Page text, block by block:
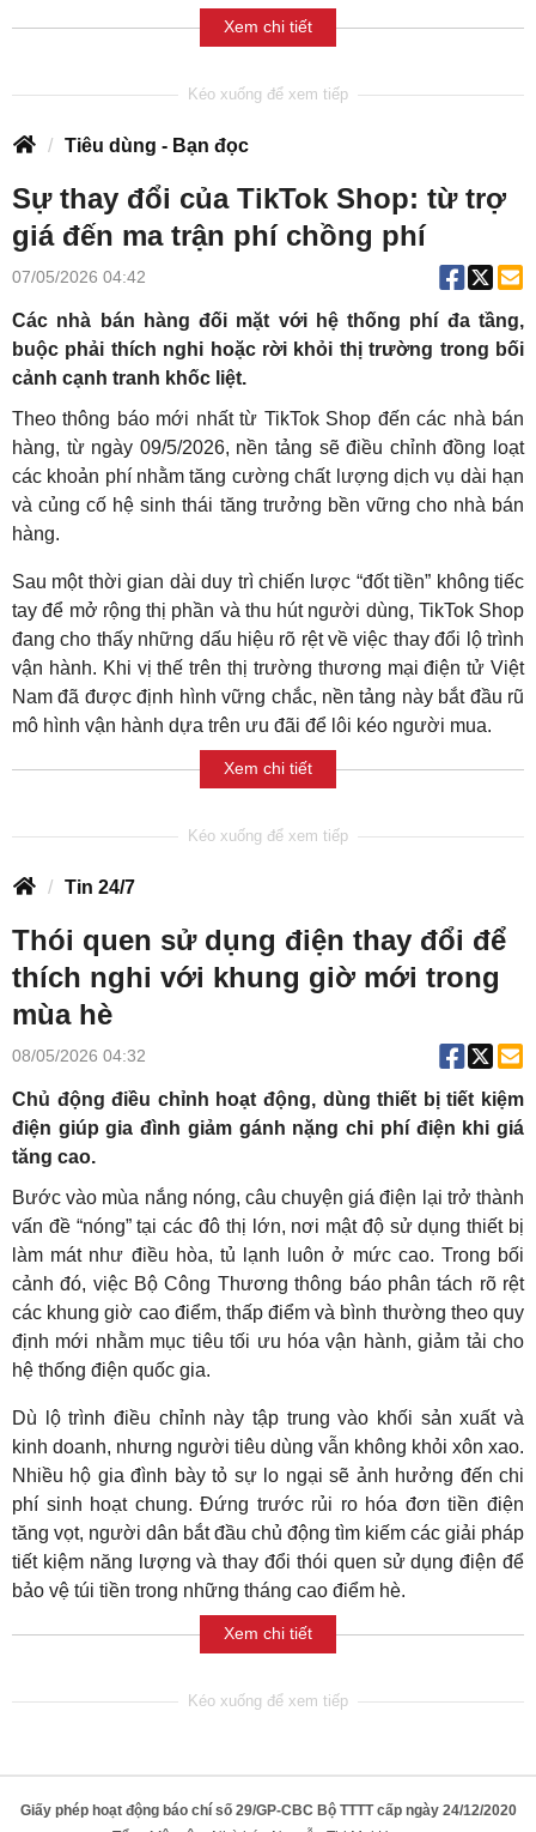
Xem chi tiết
Tiêu dùng - Bạn đọc
Sự thay đổi của TikTok Shop: từ trợ
giá đến ma trận phí chồng phí
07/05/2026 04:42
Các nhà bán hàng đối mặt với hệ thống phí đa tầng,
buộc phải thích nghi hoặc rời khỏi thị trường trong bối
cảnh cạnh tranh khốc liệt.
Theo thông báo mới nhất từ TikTok Shop đến các nhà bán
hàng, từ ngày 09/5/2026, nền tảng sẽ điều chỉnh đồng loạt
các khoản phí nhằm tăng cường chất lượng dịch vụ dài hạn
và củng cố hệ sinh thái tăng trưởng bền vững cho nhà bán
hàng.
Sau một thời gian dài duy trì chiến lược “đốt tiền” không tiếc
tay để mở rộng thị phần và thu hút người dùng, TikTok Shop
đang cho thấy những dấu hiệu rõ rệt về việc thay đổi lộ trình
vận hành. Khi vị thế trên thị trường thương mại điện tử Việt
Nam đã được định hình vững chắc, nền tảng này bắt đầu rũ
mô hình vận hành dựa trên ưu đãi để lôi kéo người mua.
Xem chi tiết
Tin 24/7
Thói quen sử dụng điện thay đổi để
thích nghi với khung giờ mới trong
mùa hè
08/05/2026 04:32
Chủ động điều chỉnh hoạt động, dùng thiết bị tiết kiệm
điện giúp gia đình giảm gánh nặng chi phí điện khi giá
tăng cao.
Bước vào mùa nắng nóng, câu chuyện giá điện lại trở thành
vấn đề “nóng” tại các đô thị lớn, nơi mật độ sử dụng thiết bị
làm mát như điều hòa, tủ lạnh luôn ở mức cao. Trong bối
cảnh đó, việc Bộ Công Thương thông báo phân tách rõ rệt
các khung giờ cao điểm, thấp điểm và bình thường theo quy
định mới nhằm mục tiêu tối ưu hóa vận hành, giảm tải cho
hệ thống điện quốc gia.
Dù lộ trình điều chỉnh này tập trung vào khối sản xuất và
kinh doanh, nhưng người tiêu dùng vẫn không khỏi xôn xao.
Nhiều hộ gia đình bày tỏ sự lo ngại sẽ ảnh hưởng đến chi
phí sinh hoạt chung. Đứng trước rủi ro hóa đơn tiền điện
tăng vọt, người dân bắt đầu chủ động tìm kiếm các giải pháp
tiết kiệm năng lượng và thay đổi thói quen sử dụng điện để
bảo vệ túi tiền trong những tháng cao điểm hè.
Xem chi tiết
Giấy phép hoạt động báo chí số 29/GP-CBC Bộ TTTT cấp ngày 24/12/2020